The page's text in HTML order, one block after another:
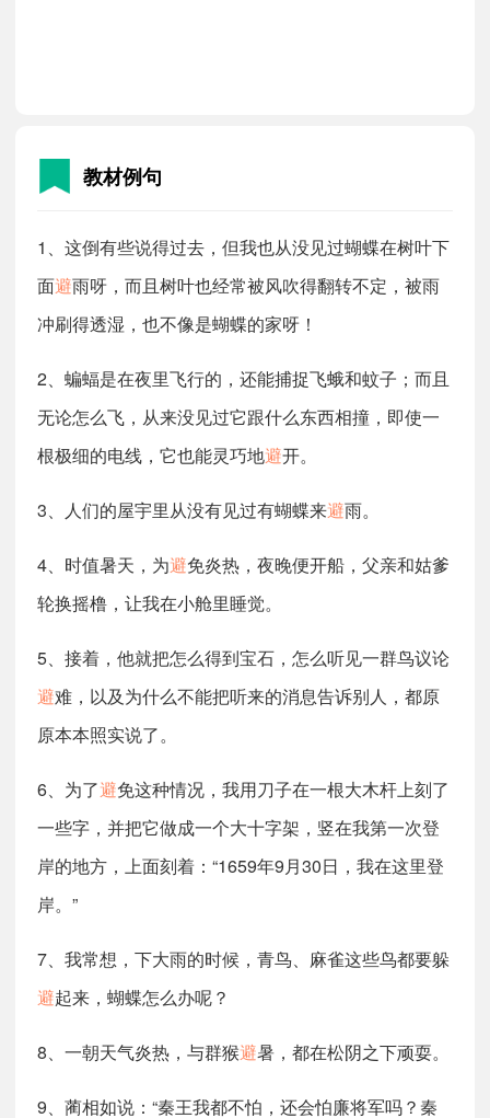
教材例句
1、这倒有些说得过去，但我也从没见过蝴蝶在树叶下
面避雨呀，而且树叶也经常被风吹得翻转不定，被雨
冲刷得透湿，也不像是蝴蝶的家呀！
2、蝙蝠是在夜里飞行的，还能捕捉飞蛾和蚊子；而且
无论怎么飞，从来没见过它跟什么东西相撞，即使一
根极细的电线，它也能灵巧地避开。
3、人们的屋宇里从没有见过有蝴蝶来避雨。
4、时值暑天，为避免炎热，夜晚便开船，父亲和姑爹
轮换摇橹，让我在小舱里睡觉。
5、接着，他就把怎么得到宝石，怎么听见一群鸟议论
避难，以及为什么不能把听来的消息告诉别人，都原
原本本照实说了。
6、为了避免这种情况，我用刀子在一根大木杆上刻了
一些字，并把它做成一个大十字架，竖在我第一次登
岸的地方，上面刻着：“1659年9月30日，我在这里登
岸。”
7、我常想，下大雨的时候，青鸟、麻雀这些鸟都要躲
避起来，蝴蝶怎么办呢？
8、一朝天气炎热，与群猴避暑，都在松阴之下顽耍。
9、蔺相如说：“秦王我都不怕，还会怕廉将军吗？秦